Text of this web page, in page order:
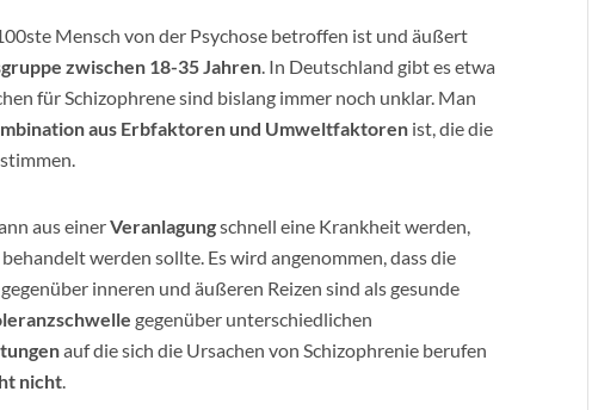
Mensch von der Psychose betroffen ist und äußert
zwischen 18-35 Jahren. In Deutschland gibt es etwa
für Schizophrene sind bislang immer noch unklar. Man
aus Erbfaktoren und Umweltfaktoren ist, die die
aus einerVeranlagungschnell eine Krankheit werden,
behandelt werden sollte. Es wird angenommen, dass die
inneren und äußeren Reizen sind als gesunde
gegenüber unterschiedlichen
auf die sich die Ursachen von Schizophrenie berufen
nicht.